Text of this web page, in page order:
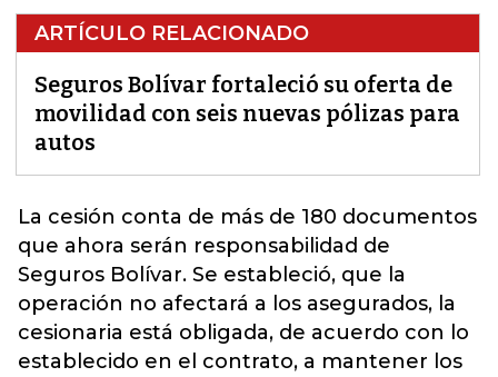
ARTÍCULO RELACIONADO
Seguros Bolívar fortaleció su oferta de
movilidad con seis nuevas pólizas para
autos
La cesión conta de más de 180 documentos
que ahora serán responsabilidad de
Seguros Bolívar. Se estableció, que la
operación no afectará a los asegurados, la
cesionaria está obligada, de acuerdo con lo
establecido en el contrato, a mantener los